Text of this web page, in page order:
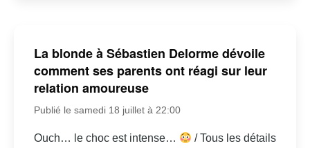
La blonde à Sébastien Delorme dévoile
comment ses parents ont réagi sur leur
relation amoureuse
Publié le samedi 18 juillet à 22:00
Ouch… le choc est intense…
/ Tous les détails